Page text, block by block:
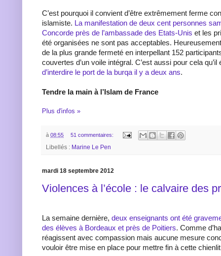
C’est pourquoi il convient d’être extrêmement ferme
islamiste. La manifestation de deux cent personnes
Concorde près de l’ambassade des Etats-Unis et les
été organisées ne sont pas acceptables.
de la plus grande fermeté en interpellant 152
couvertes d’un voile intégral. C’est aussi pour cela qu’il
d’interdire le port de la burqa il y a deux ans.
Tendre la main à l’Islam de France
Plus d'infos »
à 08:55 51 commentaires:
Libellés : Marine Le Pen
mardi 18 septembre 2012
Violences à l’école : le calvaire des
La semaine dernière, deux enseignants ont été
des élèves à Bordeaux et près de Poitiers. Comme
réagissent avec compassion mais aucune mesure
vouloir être mise en place pour mettre fin à cette